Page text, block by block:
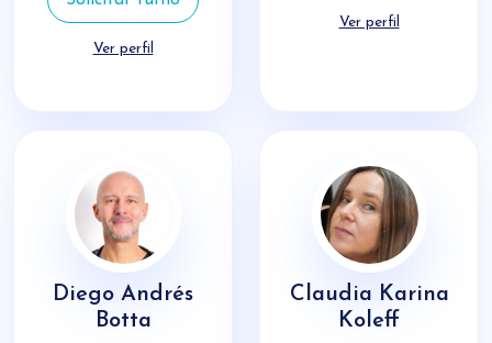
Ver perfil
Ver perfil
Diego Andrés
Botta
Claudia Karina
Koleff